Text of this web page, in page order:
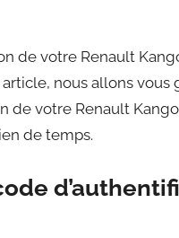
de votre Renault
nous allons
de votre Renault
de temps.